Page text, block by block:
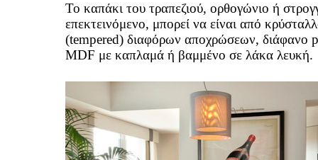
Το καπάκι του τραπεζιού, ορθογώνιο ή
επεκτεινόμενο, μπορεί να είναι από
(tempered) διαφόρων αποχρώσεων, διάφανο
MDF με καπλαμά ή βαμμένο σε λάκα λευκή.